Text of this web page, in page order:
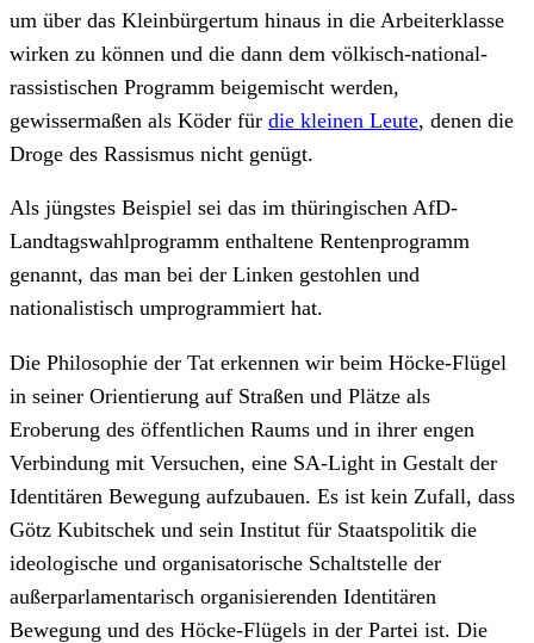
um über das Kleinbürgertum hinaus in die Arbeiterklasse
wirken zu können und die dann dem völkisch-national-
rassistischen Programm beigemischt werden,
gewissermaßen als Köder für die kleinen Leute, denen die
Droge des Rassismus nicht genügt.
Als jüngstes Beispiel sei das im thüringischen AfD-
Landtagswahlprogramm enthaltene Rentenprogramm
genannt, das man bei der Linken gestohlen und
nationalistisch umprogrammiert hat.
Die Philosophie der Tat erkennen wir beim Höcke-Flügel
in seiner Orientierung auf Straßen und Plätze als
Eroberung des öffentlichen Raums und in ihrer engen
Verbindung mit Versuchen, eine SA-Light in Gestalt der
Identitären Bewegung aufzubauen. Es ist kein Zufall, dass
Götz Kubitschek und sein Institut für Staatspolitik die
ideologische und organisatorische Schaltstelle der
außerparlamentarisch organisierenden Identitären
Bewegung und des Höcke-Flügels in der Partei ist. Die